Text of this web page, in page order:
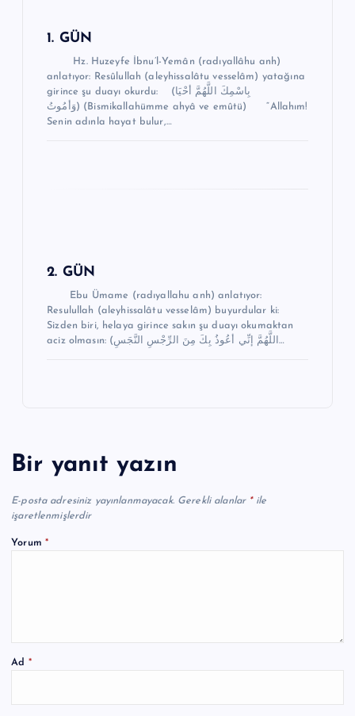
1. GÜN
Hz. Huzeyfe İbnu’l-Yemân (radıyallâhu anh)
anlatıyor: Resûlullah (aleyhissalâtu vesselâm) yatağına
girince şu duayı okurdu: (بِاسْمِكَ اللَّهُمَّ أحْيَا
وَأمُوتُ) (Bismikallahümme ahyâ ve emûtü) “Allahım!
Senin adınla hayat bulur,…
2. GÜN
Ebu Ümame (radıyallahu anh) anlatıyor:
Resulullah (aleyhissalâtu vesselâm) buyurdular ki:
Sizden biri, helaya girince sakın şu duayı okumaktan
aciz olmasın: (اللَّهُمَّ إنِّي أعُوذُ بِكَ مِنَ الرِّجْسِ النَّجَسِ…
Bir yanıt yazın
E-posta adresiniz yayınlanmayacak. Gerekli alanlar *ile
işaretlenmişlerdir
Yorum *
Ad *